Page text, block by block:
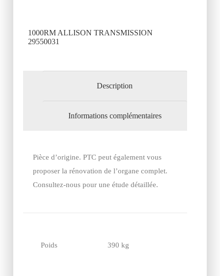
1000RM ALLISON TRANSMISSION
29550031
Description
Informations complémentaires
Pièce d’origine. PTC peut également vous
proposer la rénovation de l’organe complet.
Consultez-nous pour une étude détaillée.
Poids 390 kg